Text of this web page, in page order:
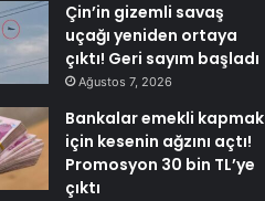
Çin’in gizemli savaş
uçağı yeniden ortaya
çıktı! Geri sayım başladı
Ağustos 7, 2026
Bankalar emekli kapmak
için kesenin ağzını açtı!
Promosyon 30 bin TL’ye
çıktı